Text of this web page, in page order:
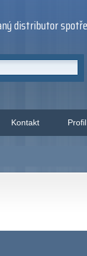
distributor
Kontakt Profil